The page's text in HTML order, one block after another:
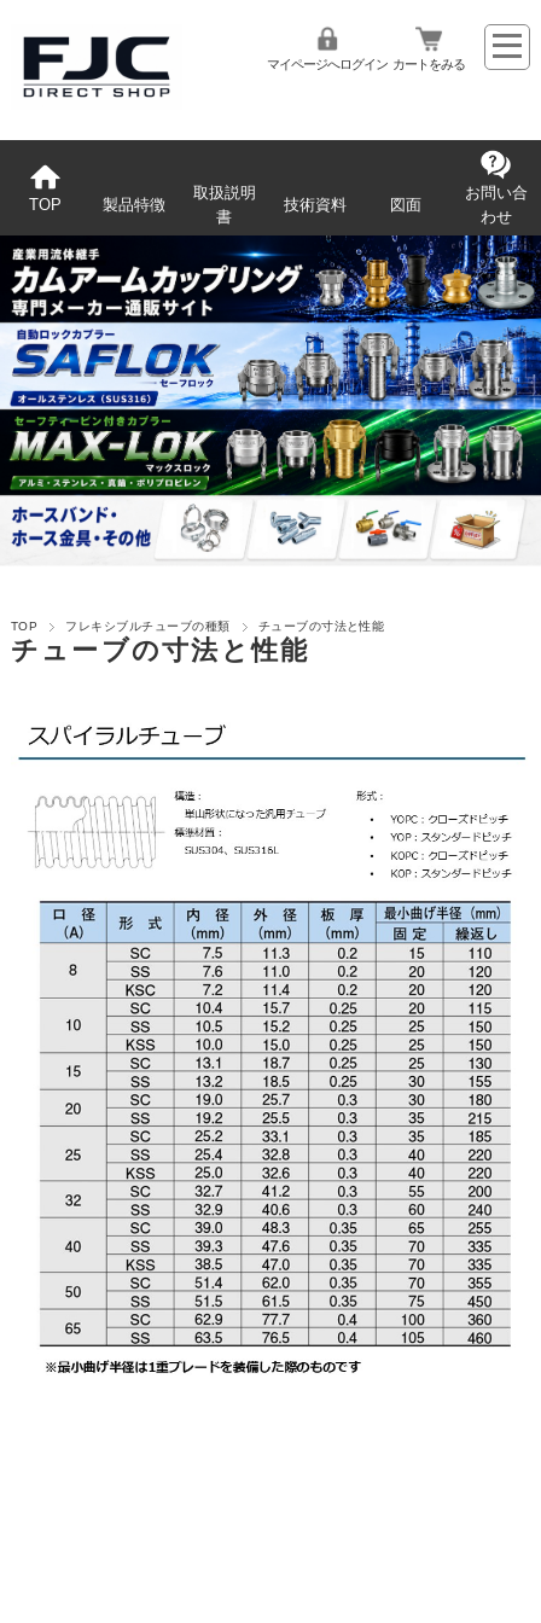
マイページへログイン カートをみる
TOP 製品特徴
取扱説明
書
技術資料 図面
お問い合
わせ
TOP フレキシブルチューブの種類 チューブの寸法と性能
チューブの寸法と性能